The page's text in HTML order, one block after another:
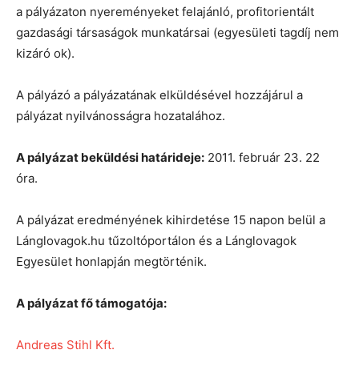
a pályázaton nyereményeket felajánló, profitorientált
gazdasági társaságok munkatársai (egyesületi tagdíj nem
kizáró ok).
A pályázó a pályázatának elküldésével hozzájárul a
pályázat nyilvánosságra hozatalához.
A pályázat beküldési határideje: 2011. február 23. 22
óra.
A pályázat eredményének kihirdetése 15 napon belül a
Lánglovagok.hu tűzoltóportálon és a Lánglovagok
Egyesület honlapján megtörténik.
A pályázat fő támogatója:
Andreas Stihl Kft.